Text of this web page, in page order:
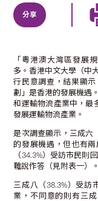
分享
「粵港澳大灣區發展
多。香港中文大學（中
行民意調查，結果顯
劃」是香港的發展機遇
和運輸物流產業中，最
發展運輸物流產業。
是次調查顯示，三成六
的發展機遇，但也有
（34.3%）受訪市民則
難說作答（見附表一）。
三成八（38.3%）受訪
業，不同意的則有三